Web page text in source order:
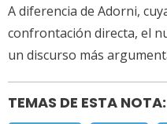
A diferencia de Adorni,
confrontación directa, el
un discurso más
TEMAS DE ESTA NOTA: